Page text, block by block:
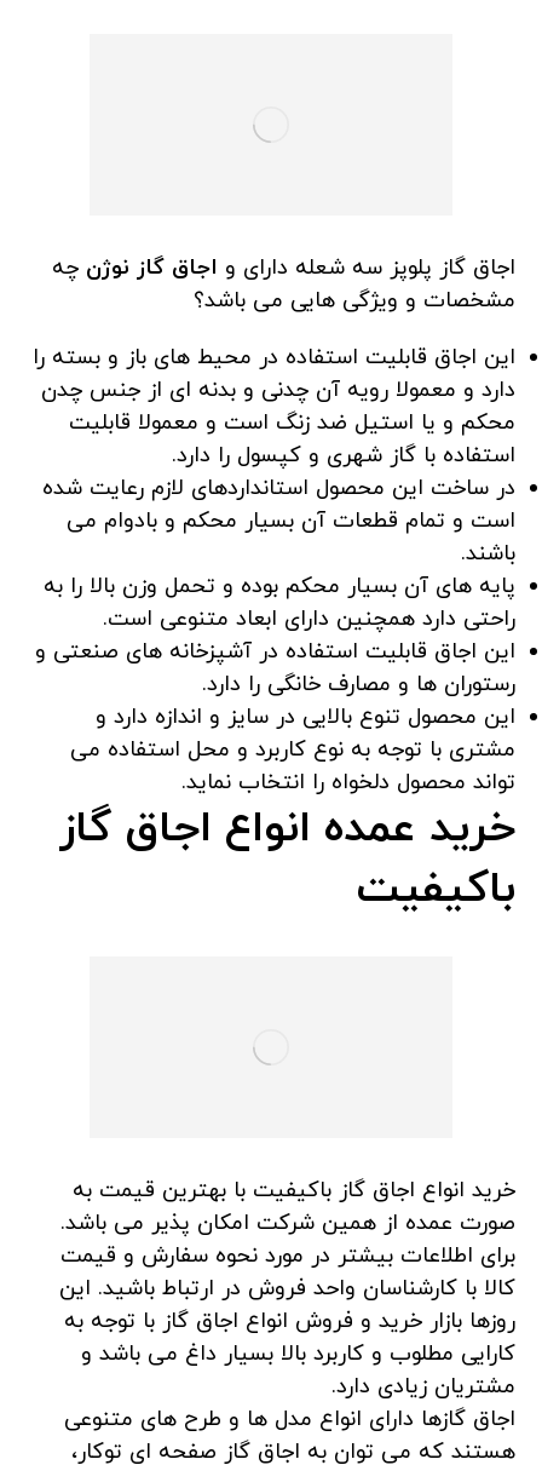
اجاق گاز پلوپز سه شعله دارای و اجاق گاز نوژن چه
مشخصات و ویژگی هایی می باشد؟
این اجاق قابلیت استفاده در محیط های باز و بسته را
دارد و معمولا رویه آن چدنی و بدنه ای از جنس چدن
محکم و یا استیل ضد زنگ است و معمولا قابلیت
استفاده با گاز شهری و کپسول را دارد.
در ساخت این محصول استانداردهای لازم رعایت شده
است و تمام قطعات آن بسیار محکم و بادوام می
باشند.
پایه های آن بسیار محکم بوده و تحمل وزن بالا را به
راحتی دارد همچنین دارای ابعاد متنوعی است.
این اجاق قابلیت استفاده در آشپزخانه های صنعتی و
رستوران ها و مصارف خانگی را دارد.
این محصول تنوع بالایی در سایز و اندازه دارد و
مشتری با توجه به نوع کاربرد و محل استفاده می
تواند محصول دلخواه را انتخاب نماید.
خرید عمده انواع اجاق گاز
باکیفیت
خرید انواع اجاق گاز باکیفیت با بهترین قیمت به
صورت عمده از همین شرکت امکان پذیر می باشد.
برای اطلاعات بیشتر در مورد نحوه سفارش و قیمت
کالا با کارشناسان واحد فروش در ارتباط باشید. این
روزها بازار خرید و فروش انواع اجاق گاز با توجه به
کارایی مطلوب و کاربرد بالا بسیار داغ می باشد و
مشتریان زیادی دارد.
اجاق گازها دارای انواع مدل ها و طرح های متنوعی
هستند که می توان به اجاق گاز صفحه ای توکار،